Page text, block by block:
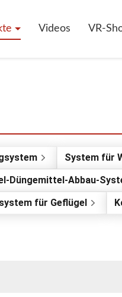
Videos VR-
System für
Düngemittel-Abbau-
für Geflügel